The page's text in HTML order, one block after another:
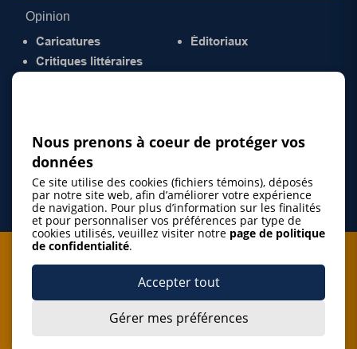
Opinion
Caricatures
Critiques littéraires
Éditoriaux
Je m'abonne à l'infolettre
J’accepte de m’abonner à l’infolettre de La Gazette de la
Nous prenons à coeur de protéger vos
données
Ce site utilise des cookies (fichiers témoins), déposés
par notre site web, afin d’améliorer votre expérience
de navigation. Pour plus d’information sur les finalités
et pour personnaliser vos préférences par type de
cookies utilisés, veuillez visiter notre page de politique
de confidentialité.
Accepter tout
Gérer mes préférences